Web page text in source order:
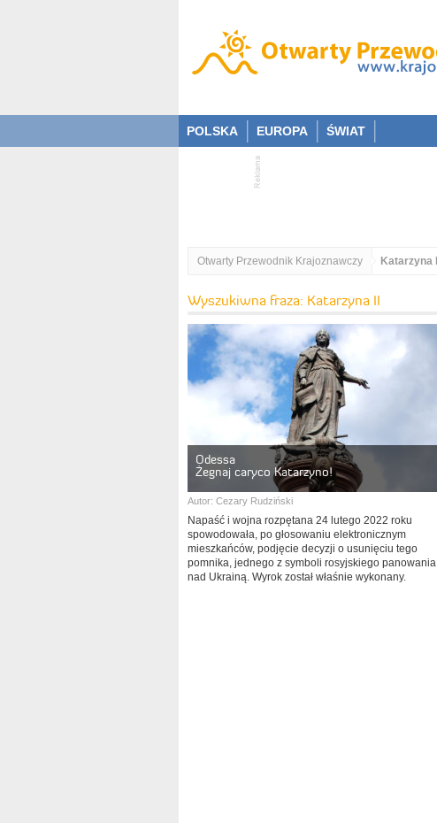
POLSKA EUROPA ŚWIAT
Otwarty Przewodnik Krajoznawczy Katarzyna II
Wyszukiwna fraza: Katarzyna II
Odessa
Żegnaj caryco Katarzyno!
Autor: Cezary Rudziński
Napaść i wojna rozpętana 24 lutego 2022 roku
spowodowała, po głosowaniu elektronicznym
mieszkańców, podjęcie decyzji o usunięciu tego
pomnika, jednego z symboli rosyjskiego panowania
nad Ukrainą. Wyrok został właśnie wykonany.